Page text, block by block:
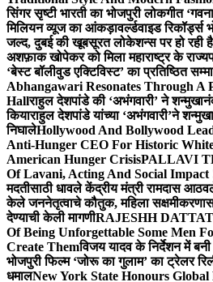
सिंगर सृष्टी भारती का भोजपुरी लोकगीत
मिलियन व्यूज का आंकड़ावर्ल्डवाइड रिकॉर्ड्स
जल्द, दुबई की खूबसूरत लोकेशन्स पर हो रही
अशफ़ाक खोपेकर को मिला महाराष्ट्र के
‘बेस्ट बॉलीवुड एक्टिविस्ट’ का प्रतिष्ठित
Abhangawari Resonates Through A
Hallराहुल देशपांडे की ‘अभंगवारी’ ने
कियाराहुल देशपांडे यांच्या ‘अभंगवारी’ने
निघालेHollywood And Bollywood
Anti-Hunger CEO For Historic White
American Hunger CrisisPALLAVI
Of Lavani, Acting And Social Impact
मदतीसाठी धावले केंद्रीय मंत्री रामदास
केले जननेतृत्वाचे कौतुक, महिला
देण्याची केली मागणीRAJESHH
Of Being Unforgettable Some Men
Create Themविजय यादव के निर्देशन में
भोजपुरी फिल्म ‘जोरू का गुलाम’ का ट्रेलर
धमालNew York State Honours Global